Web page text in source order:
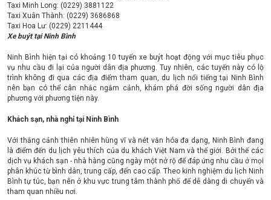
Taxi Minh Long: (0229) 3881122
Taxi Xuân Thành: (0229) 3686868
Taxi Hoa Lư: (0229) 2211444
Xe buýt tại Ninh Bình
Ninh Bình hiện tại có khoảng 10 tuyến xe buýt hoạt động với mục tiêu phục
vụ nhu cầu đi lại của người dân địa phương. Tuy nhiên, các tuyến này có lộ
trình không đi qua các địa điểm tham quan, du lịch nổi tiếng tại Ninh Bình
nên bạn có thể cân nhắc ngắm cảnh, khám phá đời sống người dân địa
phương với phương tiện này.
Khách sạn, nhà nghỉ tại Ninh Bình
Với thắng cảnh thiên nhiên hùng vĩ và nét văn hóa đa dạng, Ninh Bình đang
là điểm đến du lịch yêu thích của du khách Việt Nam và thế giới. Bởi thế các
dịch vụ khách sạn - nhà hàng cũng ngày một nở rộ để đáp ứng nhu cầu ở mọi
phân khúc từ bình dân, trung cấp, đến cao cấp. Theo kinh nghiệm du lịch Ninh
Bình tự túc, bạn nên ở khu vực trung tâm thành phố để dễ dàng di chuyển và
tham quan nhiều nơi.